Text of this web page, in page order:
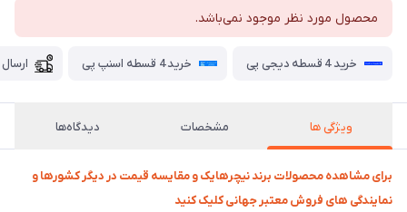
محصول مورد نظر موجود نمی‌باشد.
خرید 4 قسطه دیجی پی خرید 4 قسطه اسنپ پی
ویژگی ها مشخصات دیدگاه‌ها
برای مشاهده محصولات برند نیچرهایک و مقایسه قیمت در دیگر کشورها و
نمایندگی های فروش معتبر جهانی کلیک کنید